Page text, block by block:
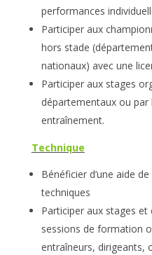
performances
Participer aux
hors stade
nationaux) avec une
Participer aux stages
départementaux ou
entraînement.
Technique
Bénéficier d’une aide
techniques
Participer aux stages
sessions de formation
entraîneurs, dirigeants,